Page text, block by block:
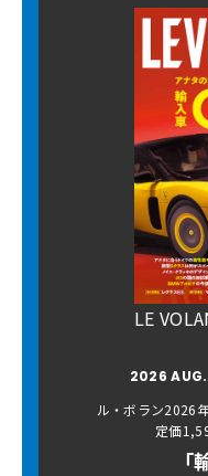
LE
2026
ル・ボラン2026
定価